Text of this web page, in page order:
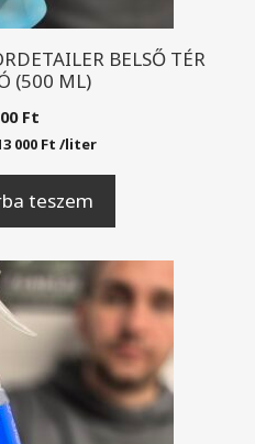
BELSŐ TÉR
(500 ML)
Ft
000 Ft /liter
teszem